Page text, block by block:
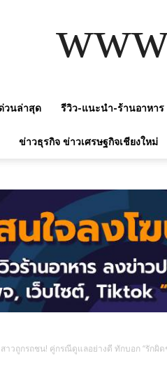
วนล่าสุด รีวิว-แนะนำ-ร้านอาหาร
ข่าวธุรกิจ ข่าวเศรษฐกิจเชียงใหม่
สาวถูกรถชน! คู่กรณีดูแลอย่างดี ทักบอก “รักผิ